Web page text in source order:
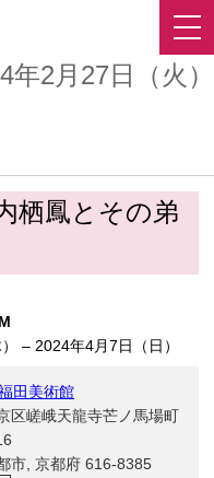
年2月27日（火）
栖鳳とその弟
– 2024年4月7日（日）
田美術館
区嵯峨天龍寺芒ノ馬場町
市 京都府 616-8385